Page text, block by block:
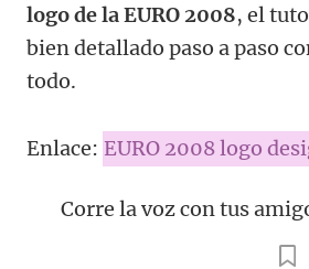
logo de la EURO 2008, el
bien detallado paso a paso
todo.
Enlace: EURO 2008 logo
Corre la voz con tus